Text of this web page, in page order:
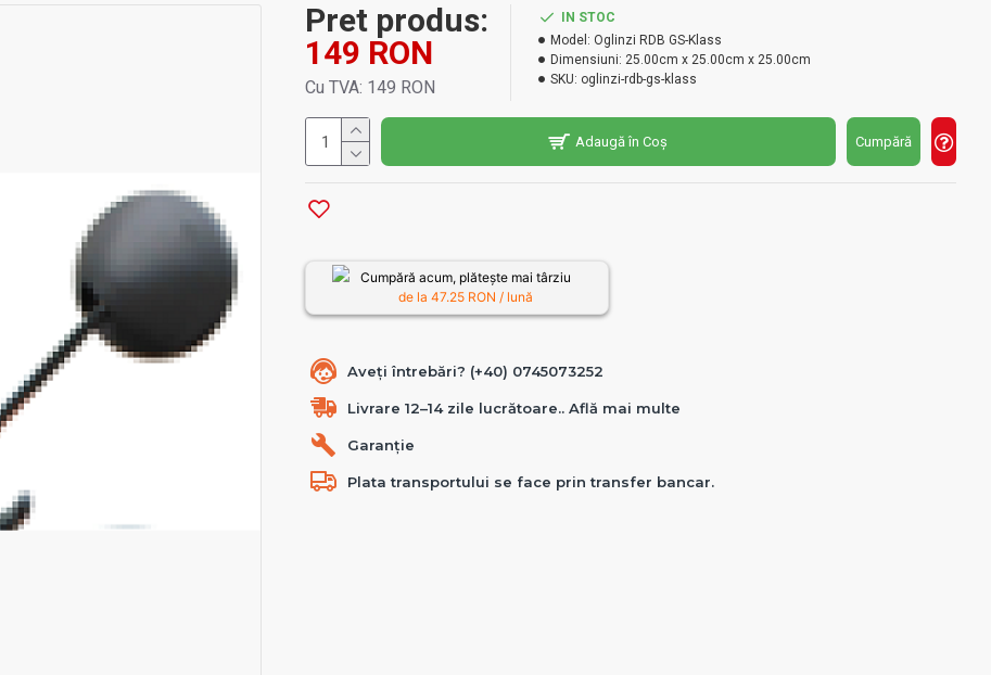
Pret produs:
149 RON
Cu TVA: 149 RON
IN STOC
Model: Oglinzi RDB GS-Klass
Dimensiuni: 25.00cm x 25.00cm x 25.00cm
SKU: oglinzi-rdb-gs-klass
Adaugă în Coș Cumpără
Cumpără acum, plătește mai târziu
de la 47.25 RON / lună
Aveți întrebări? (+40) 0745073252
Livrare 12–14 zile lucrătoare.. Află mai multe
Garanție
Plata transportului se face prin transfer bancar.